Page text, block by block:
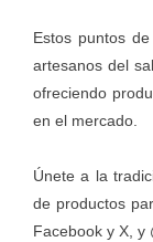
Estos puntos
artesanos del
ofreciendo
en el mercado.
Únete a la
de productos
Facebook y X, y